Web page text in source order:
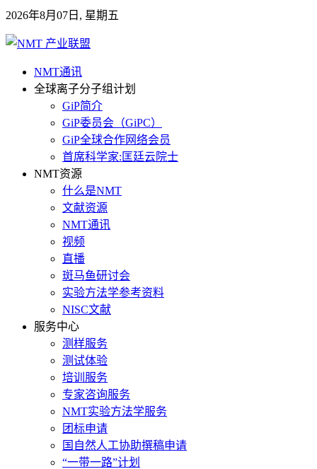
2026年8月07日, 星期五
NMT通讯
全球离子分子组计划
GiP简介
GiP委员会（GiPC）
GiP全球合作网络会员
首席科学家:匡廷云院士
NMT资源
什么是NMT
文献资源
NMT通讯
视频
直播
斑马鱼研讨会
实验方法学参考资料
NISC文献
服务中心
测样服务
测试体验
培训服务
专家咨询服务
NMT实验方法学服务
团标申请
国自然人工协助撰稿申请
“一带一路”计划